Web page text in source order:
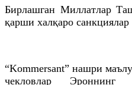
Бирлашган Миллатлар
қарши халқаро
“Kommersant” нашри
чекловлар Эроннинг